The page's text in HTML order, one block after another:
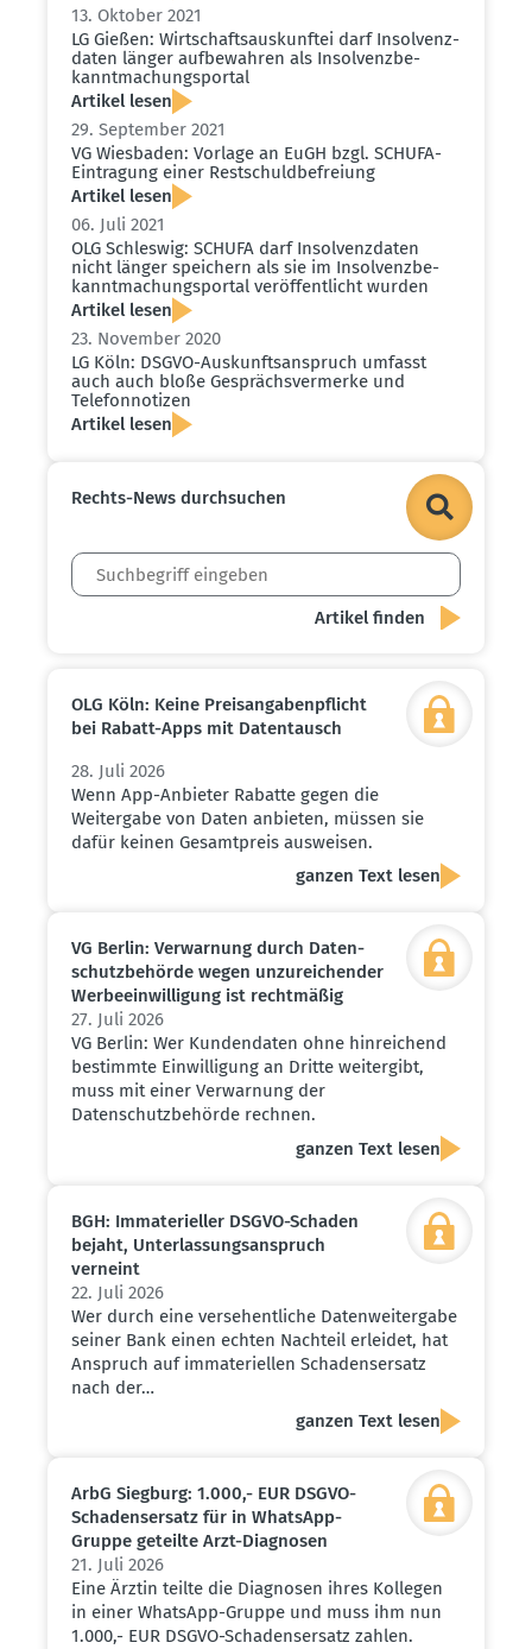
13. Oktober 2021
LG Gießen: Wirtschafts­aus­kunftei darf Insol­venz­
daten länger aufbe­wahren als Insol­venz­be­
kannt­ma­chungs­portal
Artikel lesen
29. September 2021
VG Wiesbaden: Vorlage an EuGH bzgl. SCHUFA-
Eintragung einer Restschuld­be­freiung
Artikel lesen
06. Juli 2021
OLG Schleswig: SCHUFA darf Insol­venz­daten
nicht länger speichern als sie im Insol­venz­be­
kannt­ma­chungs­portal veröf­fent­licht wurden
Artikel lesen
23. November 2020
LG Köln: DSGVO-Auskunfts­an­spruch umfasst
auch auch bloße Gesprächs­ver­merke und
Telefon­no­tizen
Artikel lesen
Rechts-News durch­suchen
OLG Köln: Keine Preis­an­ga­ben­pflicht
bei Rabatt-Apps mit Daten­tausch
28. Juli 2026
Wenn App-Anbieter Rabatte gegen die
Weitergabe von Daten anbieten, müssen sie
dafür keinen Gesamtpreis ausweisen.
ganzen Text lesen
VG Berlin: Verwarnung durch Daten­
schutz­be­hörde wegen unzurei­chender
Werbe­ein­wil­ligung ist recht­mäßig
27. Juli 2026
VG Berlin: Wer Kundendaten ohne hinreichend
bestimmte Einwilligung an Dritte weitergibt,
muss mit einer Verwarnung der
Datenschutzbehörde rechnen.
ganzen Text lesen
BGH: Immate­ri­eller DSGVO-Schaden
bejaht, Unter­las­sungs­an­spruch
verneint
22. Juli 2026
Wer durch eine versehentliche Datenweitergabe
seiner Bank einen echten Nachteil erleidet, hat
Anspruch auf immateriellen Schadensersatz
nach der…
ganzen Text lesen
ArbG Siegburg: 1.000,- EUR DSGVO-
Schadens­ersatz für in WhatsApp-
Gruppe geteilte Arzt-Diagnosen
21. Juli 2026
Eine Ärztin teilte die Diagnosen ihres Kollegen
in einer WhatsApp-Gruppe und muss ihm nun
1.000,- EUR DSGVO-Schadensersatz zahlen.